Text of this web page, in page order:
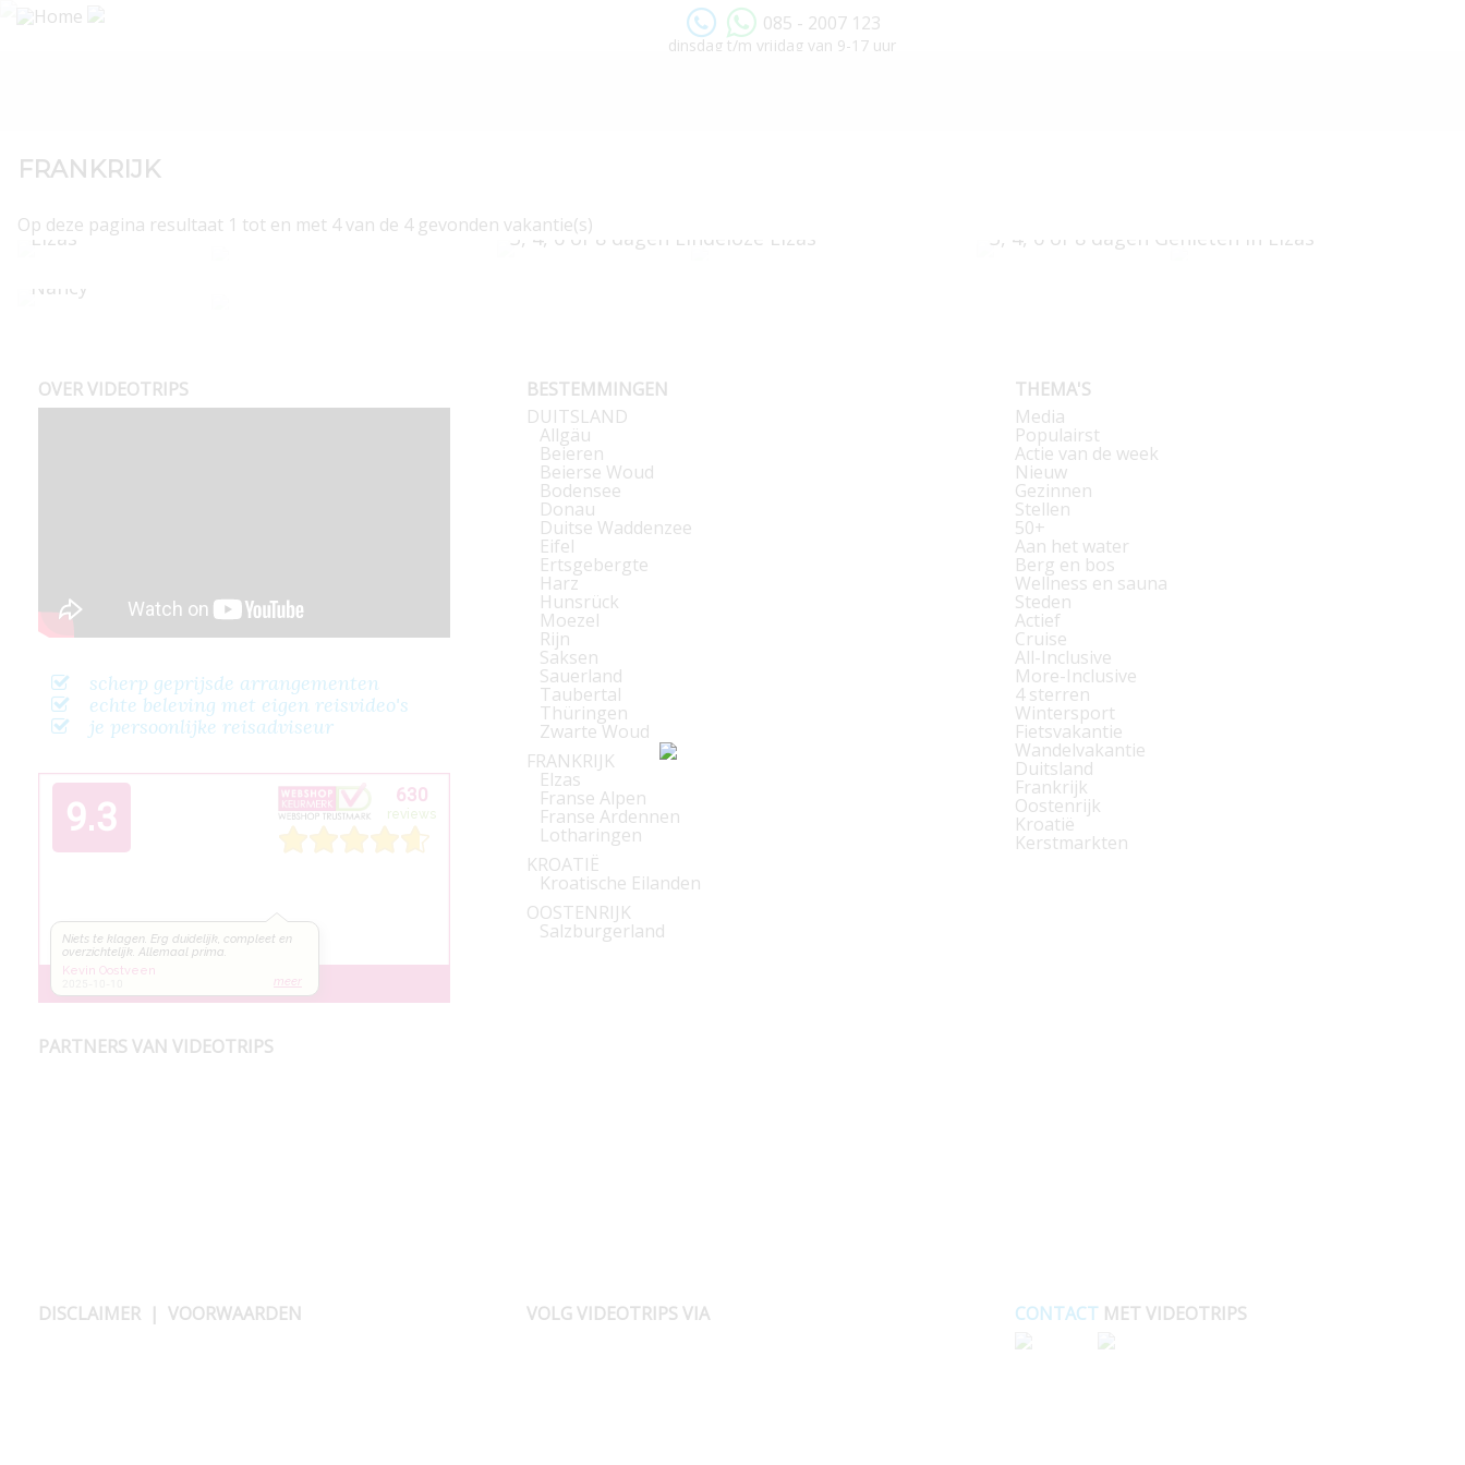
085 - 2007 123
dinsdag t/m vrijdag van 9-17 uur
FRANKRIJK
Op deze pagina resultaat 1 tot en met 4 van de 4 gevonden vakantie(s)
3, 4, 5 of 6 dagen Ontdek Straatsburg in de
Elzas 3, 4, 6 of 8 dagen Eindeloze Elzas 3, 4, 6 of 8 dagen Genieten in Elzas
Nancy
OVER VIDEOTRIPS
scherp geprijsde arrangementen
echte beleving met eigen reisvideo's
je persoonlijke reisadviseur
PARTNERS VAN VIDEOTRIPS
BESTEMMINGEN
DUITSLAND
Allgäu
Beieren
Beierse Woud
Bodensee
Donau
Duitse Waddenzee
Eifel
Ertsgebergte
Harz
Hunsrück
Moezel
Rijn
Saksen
Sauerland
Taubertal
Thüringen
Zwarte Woud
FRANKRIJK
Elzas
Franse Alpen
Franse Ardennen
Lotharingen
KROATIË
Kroatische Eilanden
OOSTENRIJK
Salzburgerland
THEMA'S
Media
Populairst
Actie van de week
Nieuw
Gezinnen
Stellen
50+
Aan het water
Berg en bos
Wellness en sauna
Steden
Actief
Cruise
All-Inclusive
More-Inclusive
4 sterren
Wintersport
Fietsvakantie
Wandelvakantie
Duitsland
Frankrijk
Oostenrijk
Kroatië
Kerstmarkten
DISCLAIMER | VOORWAARDEN VOLG VIDEOTRIPS VIA CONTACT MET VIDEOTRIPS